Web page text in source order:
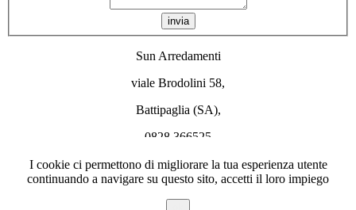
invia
Sun Arredamenti
viale Brodolini 58,
Battipaglia (SA),
0828 366525
info@sunmoon.it
I cookie ci permettono di migliorare la tua esperienza utente
continuando a navigare su questo sito, accetti il loro impiego